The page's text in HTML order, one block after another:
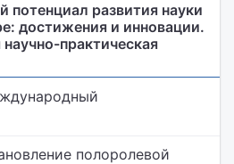
потенциал развития науки
достижения и инновации.
практическая
полоролевой